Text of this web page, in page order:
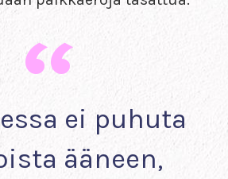
ei puhuta
ääneen,